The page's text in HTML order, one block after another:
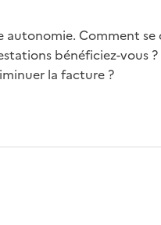
autonomie. Comment
bénéficiez-vous
la facture ?